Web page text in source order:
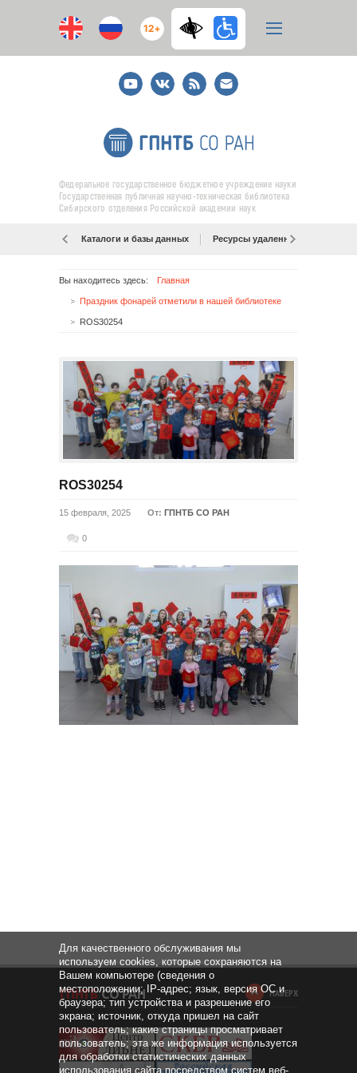
12+
YoutubeВКонтакте
RSS
E-
mail
подписка
Федеральное государственное бюджетное учреждение науки
Государственная публичная научно-техническая библиотека
Сибирского отделения Российской академии наук
Каталоги и базы данных Ресурсы удаленного доступа
Вы находитесь здесь: Главная
Праздник фонарей отметили в нашей библиотеке
ROS30254
ROS30254
15 февраля, 2025 От: ГПНТБ СО РАН
0
НАВЕРХ
Для качественного обслуживания мы
используем cookies, которые сохраняются на
Вашем компьютере (сведения о
местоположении; IP-адрес; язык, версия ОС и
браузера; тип устройства и разрешение его
экрана; источник, откуда пришел на сайт
пользователь; какие страницы просматривает
пользователь; эта же информация используется
для обработки статистических данных
использования сайта посредством систем веб-